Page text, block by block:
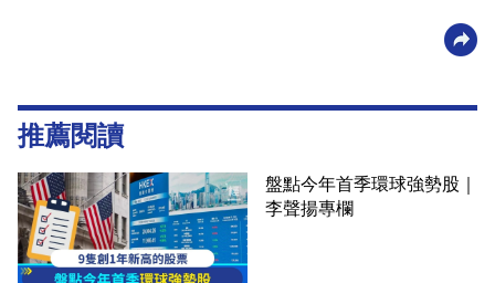
推薦閱讀
盤點今年首季環球強勢股｜
李聲揚專欄